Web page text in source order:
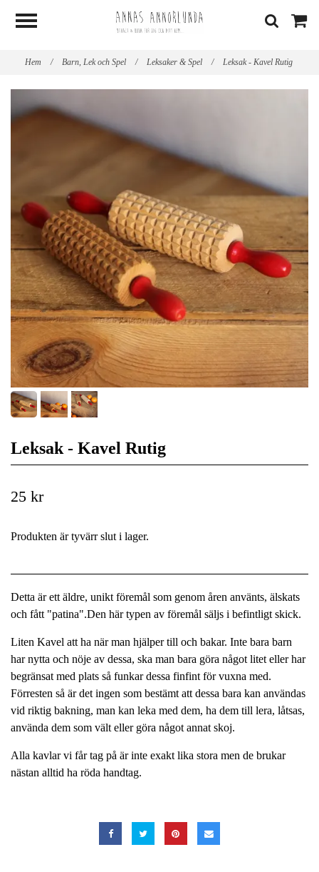
Hem / Barn, Lek och Spel / Leksaker & Spel / Leksak - Kavel Rutig
Leksak - Kavel Rutig
25 kr
Produkten är tyvärr slut i lager.
Detta är ett äldre, unikt föremål som genom åren använts, älskats
och fått "patina".Den här typen av föremål säljs i befintligt skick.
Liten Kavel att ha när man hjälper till och bakar. Inte bara barn
har nytta och nöje av dessa, ska man bara göra något litet eller har
begränsat med plats så funkar dessa finfint för vuxna med.
Förresten så är det ingen som bestämt att dessa bara kan användas
vid riktig bakning, man kan leka med dem, ha dem till lera, låtsas,
använda dem som vält eller göra något annat skoj.
Alla kavlar vi får tag på är inte exakt lika stora men de brukar
nästan alltid ha röda handtag.